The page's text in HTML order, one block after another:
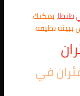
طنطا، يمكنك
ببيئة نظيفة
في